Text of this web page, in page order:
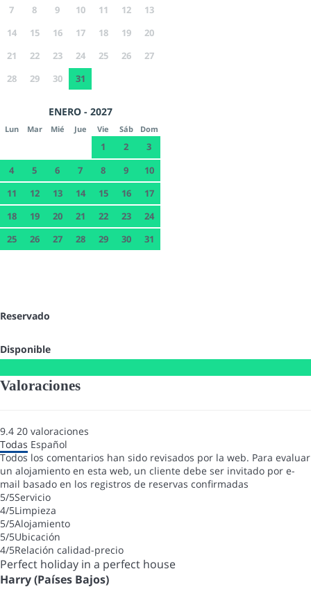
7
8 9 10 11 12
13
14
15 16 17 18 19
20
21
22 23 24 25 26
27
28
29 30 31
ENERO - 2027
Lun Mar Mié Jue Vie Sáb Dom
1 2
3
4
5 6 7 8 9
10
11
12 13 14 15 16
17
18
19 20 21 22 23
24
25
26 27 28 29 30 31
Reservado
Disponible
Valoraciones
9.4 20 valoraciones
Todas Español
Todos los comentarios han sido revisados por la web. Para evaluar
un alojamiento en esta web, un cliente debe ser invitado por e-
mail basado en los registros de reservas confirmadas
5/5Servicio
4/5Limpieza
5/5Alojamiento
5/5Ubicación
4/5Relación calidad-precio
Perfect holiday in a perfect house
Harry (Países Bajos)